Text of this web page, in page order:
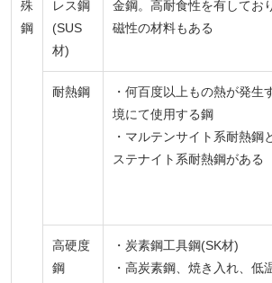
殊
鋼
レス鋼
(SUS
材)
金鋼。高耐食性を有してお
磁性の材料もある
耐熱鋼
・何百度以上もの熱が発生
境にて使用する鋼
・マルテンサイト系耐熱鋼
ステナイト系耐熱鋼がある
高硬度
鋼
・炭素鋼工具鋼(SK材)
・高炭素鋼、焼き入れ、低